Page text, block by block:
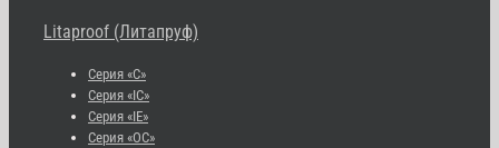
Litaproof (Литапруф)
Серия «С»
Серия «IC»
Серия «IE»
Серия «OC»